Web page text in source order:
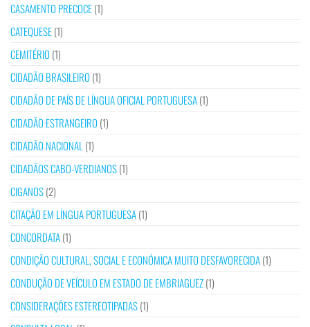
CASAMENTO PRECOCE(1)
CATEQUESE(1)
CEMITÉRIO (1)
CIDADÃO BRASILEIRO (1)
CIDADÃO DE PAÍS DE LÍNGUA OFICIAL PORTUGUESA(1)
CIDADÃO ESTRANGEIRO (1)
CIDADÃO NACIONAL (1)
CIDADÃOS CABO-VERDIANOS(1)
CIGANOS(2)
CITAÇÃO EM LÍNGUA PORTUGUESA(1)
CONCORDATA(1)
CONDIÇÃO CULTURAL, SOCIAL E ECONÓMICA MUITO DESFAVORECIDA(1)
CONDUÇÃO DE VEÍCULO EM ESTADO DE EMBRIAGUEZ(1)
CONSIDERAÇÕES ESTEREOTIPADAS(1)